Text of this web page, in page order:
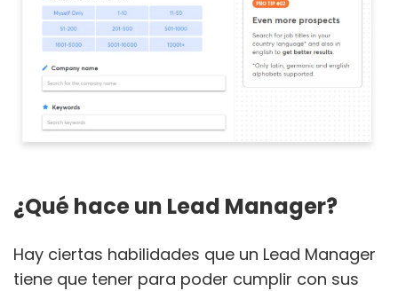
¿Qué hace un Lead Manager?
Hay ciertas habilidades que un Lead Manager
tiene que tener para poder cumplir con sus